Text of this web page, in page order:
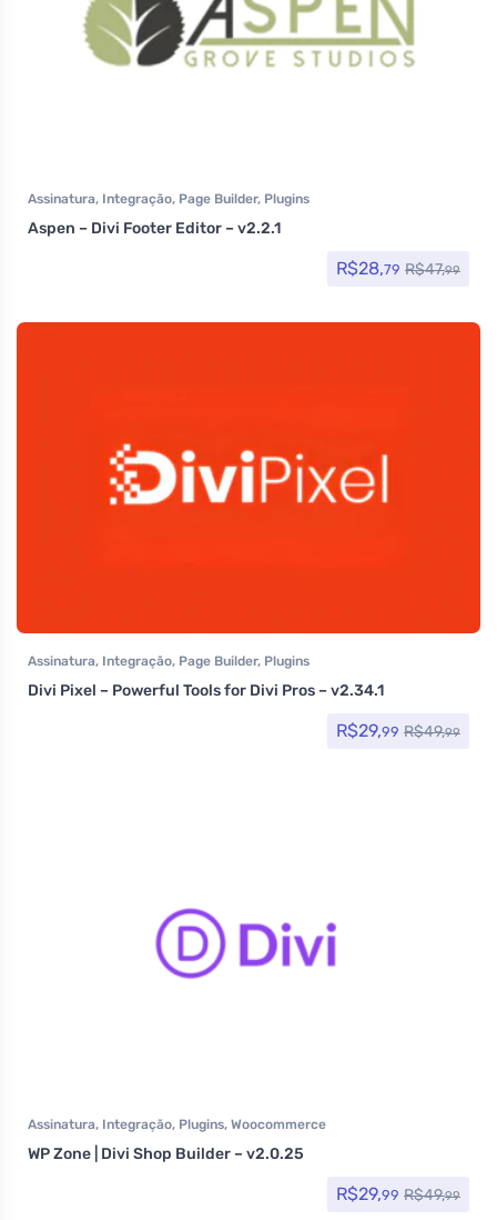
Assinatura, Integração, Page Builder, Plugins
Aspen – Divi Footer Editor – v2.2.1
R$28,79 R$47,99
Assinatura, Integração, Page Builder, Plugins
Divi Pixel – Powerful Tools for Divi Pros – v2.34.1
R$29,99 R$49,99
Assinatura, Integração, Plugins, Woocommerce
WP Zone | Divi Shop Builder – v2.0.25
R$29,99 R$49,99